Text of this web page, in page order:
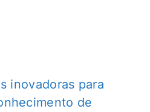
inovadoras para
de